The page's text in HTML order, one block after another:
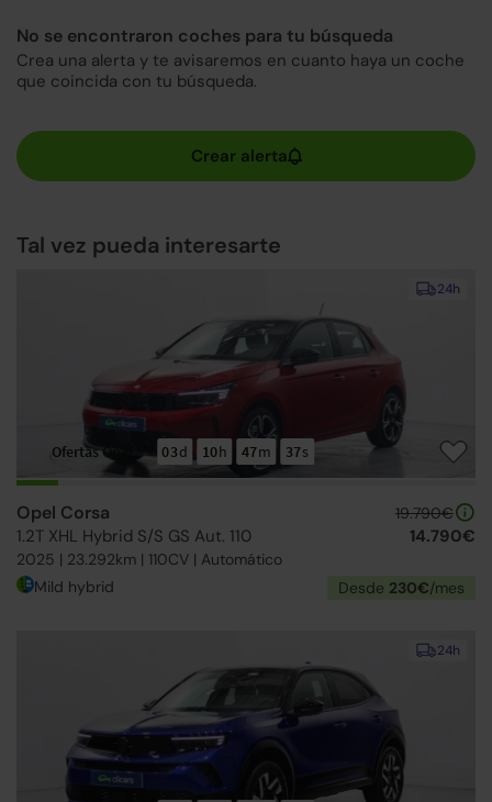
No se encontraron coches para tu búsqueda
Crea una alerta y te avisaremos en cuanto haya un coche
que coincida con tu búsqueda.
Tal vez pueda interesarte
24h
Ofertas Opel 03d 10h 47m 36s
Opel Corsa
1.2T XHL Hybrid S/S GS Aut. 110
2025 | 23.292km | 110CV | Automático
19.790€
14.790€
Mild hybrid Desde 230€/mes
24h